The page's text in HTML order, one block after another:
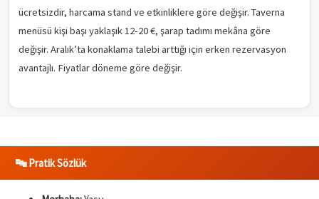
ücretsizdir, harcama stand ve etkinliklere göre değişir. Taverna
menüsü kişi başı yaklaşık 12-20 €, şarap tadımı mekâna göre
değişir. Aralık’ta konaklama talebi arttığı için erken rezervasyon
avantajlı. Fiyatlar döneme göre değişir.
🔤 Pratik Sözlük